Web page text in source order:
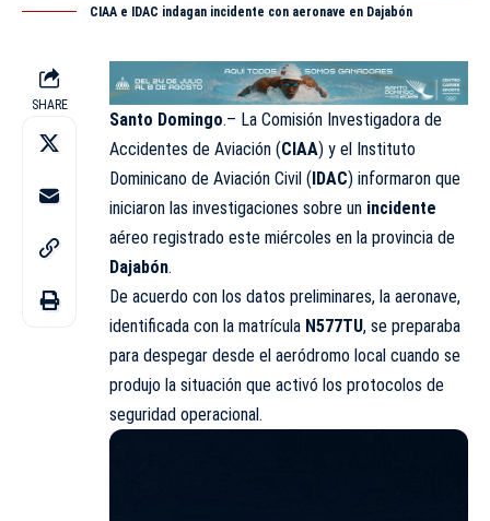
CIAA e IDAC indagan incidente con aeronave en Dajabón
SHARE
Santo Domingo.– La Comisión Investigadora de
Accidentes de Aviación (CIAA) y el Instituto
Dominicano de Aviación Civil ( IDAC) informaron que
iniciaron las investigaciones sobre un incidente
aéreo registrado este miércoles en la provincia de
Dajabón.
De acuerdo con los datos preliminares, la aeronave,
identificada con la matrícula N577TU, se preparaba
para despegar desde el aeródromo local cuando se
produjo la situación que activó los protocolos de
seguridad operacional.